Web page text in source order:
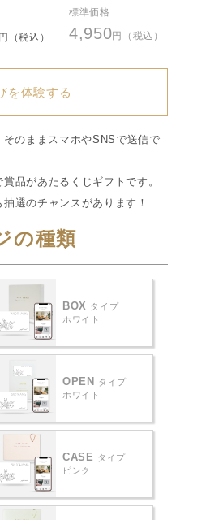
円（税込）
標準価格
4,950円（税込）
を体験する
のままスマホやSNSで送信で
品があたるくじギフトです。
選のチャンスがあります！
の種類
BOX タイプ
ホワイト
OPEN
タイプ
ホワイト
CASE
タイプ
ピンク